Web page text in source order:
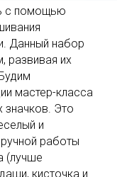
с помощью
Данный набор
развивая их
мастер-класса
значков. Это
и
работы
(лучше
кисточка и